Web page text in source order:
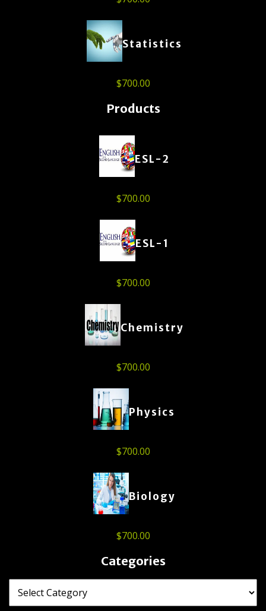
Statistics
$700.00
Products
ESL-2
$700.00
ESL-1
$700.00
Chemistry
$700.00
Physics
$700.00
Biology
$700.00
Categories